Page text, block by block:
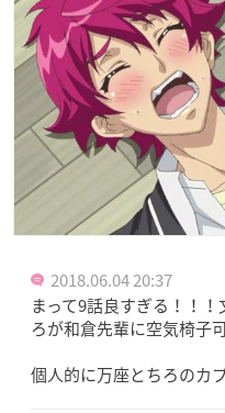
2018.06.04 20:37
まって9話良すぎる！！
ろが和倉先輩に空気椅子
個人的に万座とちろのカ